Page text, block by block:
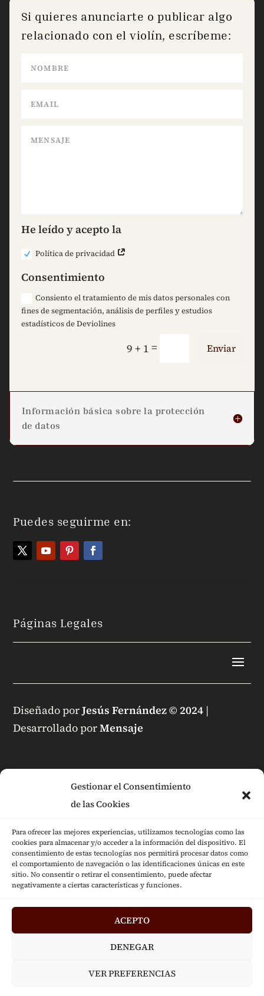
Gestionar el Consentimiento
de las Cookies
Para ofrecer las mejores experiencias, utilizamos tecnologías como las
cookies para almacenar y/o acceder a la información del dispositivo. El
consentimiento de estas tecnologías nos permitirá procesar datos como
el comportamiento de navegación o las identificaciones únicas en este
sitio. No consentir o retirar el consentimiento, puede afectar
negativamente a ciertas características y funciones.
ACEPTO
DENEGAR
VER PREFERENCIAS
Si quieres anunciarte o publicar algo
relacionado con el violín, escríbeme:
He leído y acepto la
Política de privacidad
Consentimiento
Consiento el tratamiento de mis datos personales con
fines de segmentación, análisis de perfiles y estudios
estadísticos de Deviolines
9 + 1 = Enviar
Información básica sobre la protección
de datos
Puedes seguirme en:
Páginas Legales
Diseñado porJesús Fernández © 2024 |
Desarrollado porMensaje